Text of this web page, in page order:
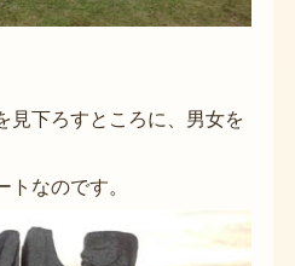
見下ろすところに、男女を
なのです。